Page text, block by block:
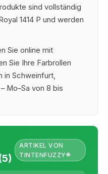
sind vollständig
1414 P und werden
Sie online mit
Sie Ihre Farbrollen
in Schweinfurt,
Mo–Sa von 8 bis
ARTIKEL VON
TINTENFUZZY®